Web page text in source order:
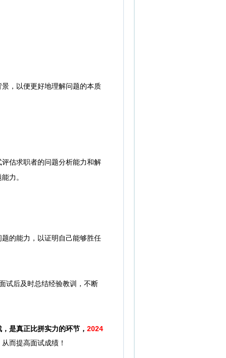
，以便更好地理解问题的本质
估求职者的问题分析能力和解
力。
的能力，以证明自己能够胜任
试后及时总结经验教训，不断
是真正比拼实力的环节， 2024
而提高面试成绩！